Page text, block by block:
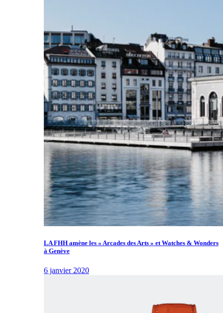
LA FHH amène les « Arcades des Arts » et Watches & Wonders
à Genève
6 janvier 2020